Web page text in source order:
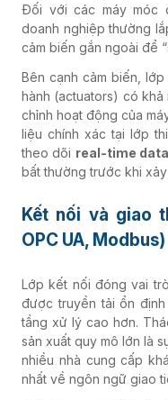
Đối với các máy móc
doanh nghiệp thường
cảm biến gắn ngoài để
Bên cạnh cảm biến,
hành (actuators) có
chỉnh hoạt động của
liệu chính xác tại lớp
theo dõi real-time data
bất thường trước khi
Kết nối và giao
OPC UA, Modbus)
Lớp kết nối đóng vai
được truyền tải ổn
tầng xử lý cao hơn.
sản xuất quy mô lớn là
nhiều nhà cung cấp
nhất về ngôn ngữ giao